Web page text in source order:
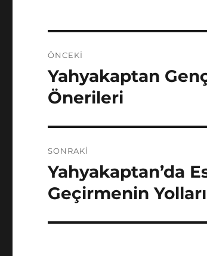
gezinmesi
ÖNCEKI
Önceki
yazı:
Yahyakaptan
Önerileri
SONRAKI
Sonraki
yazı:
Yahyakaptan’da
Geçirmenin Yolları